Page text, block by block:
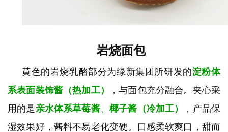
岩烧面包
黄色的岩烧乳酪部分为绿新集团所研发的淀粉体
系表面装饰酱（热加工） ，与面包充分融合。夹心采
用的是亲水体系草莓酱、椰子酱（冷加工） ，产品保
湿效果好，酱料不易老化变硬。口感柔软爽口，甜而